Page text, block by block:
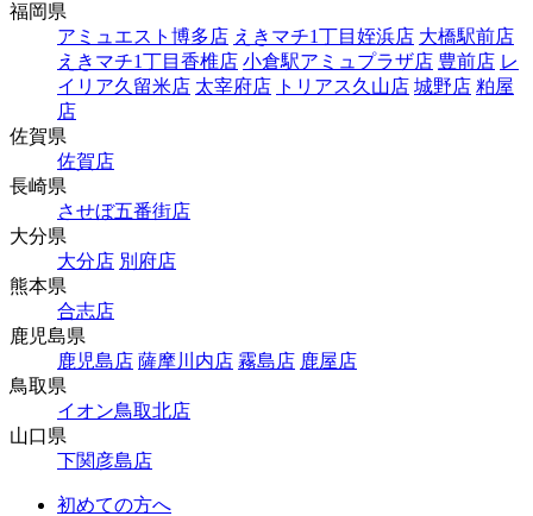
福岡県
アミュエスト博多店 えきマチ1丁目姪浜店 大橋駅前店
えきマチ1丁目香椎店 小倉駅アミュプラザ店 豊前店 レ
イリア久留米店 太宰府店 トリアス久山店 城野店 粕屋
店
佐賀県
佐賀店
長崎県
させぼ五番街店
大分県
大分店 別府店
熊本県
合志店
鹿児島県
鹿児島店 薩摩川内店 霧島店 鹿屋店
鳥取県
イオン鳥取北店
山口県
下関彦島店
初めての方へ